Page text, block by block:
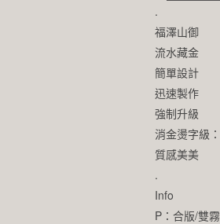
.
福澤山御
流水藏金
簡單設計
迅速製作
強制升級
消金燙字級
質感美美
.
Info
P：合版/雙霧